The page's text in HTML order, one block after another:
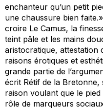
enchanteur qu’un petit
une chaussure bien
croire Le Camus, la
teint pâle et les mains
aristocratique, attestation
raisons érotiques et
grande partie de
écrit Rétif de la Bretonne,
raison voulant que le
rôle de marqueurs